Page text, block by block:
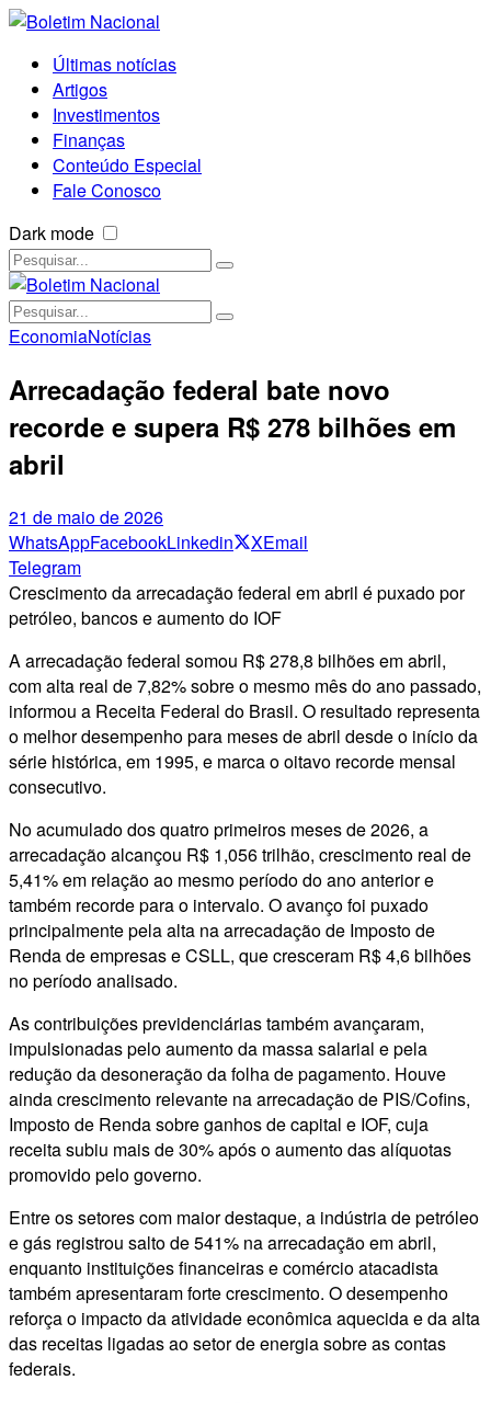
Últimas notícias
Artigos
Investimentos
Finanças
Conteúdo Especial
Fale Conosco
Dark mode
EconomiaNotícias
Arrecadação federal bate novo
recorde e supera R$ 278 bilhões em
abril
21 de maio de 2026
WhatsAppFacebookLinkedin XEmail
Telegram
Crescimento da arrecadação federal em abril é puxado por
petróleo, bancos e aumento do IOF
A arrecadação federal somou R$ 278,8 bilhões em abril,
com alta real de 7,82% sobre o mesmo mês do ano passado,
informou a Receita Federal do Brasil. O resultado representa
o melhor desempenho para meses de abril desde o início da
série histórica, em 1995, e marca o oitavo recorde mensal
consecutivo.
No acumulado dos quatro primeiros meses de 2026, a
arrecadação alcançou R$ 1,056 trilhão, crescimento real de
5,41% em relação ao mesmo período do ano anterior e
também recorde para o intervalo. O avanço foi puxado
principalmente pela alta na arrecadação de Imposto de
Renda de empresas e CSLL, que cresceram R$ 4,6 bilhões
no período analisado.
As contribuições previdenciárias também avançaram,
impulsionadas pelo aumento da massa salarial e pela
redução da desoneração da folha de pagamento. Houve
ainda crescimento relevante na arrecadação de PIS/Cofins,
Imposto de Renda sobre ganhos de capital e IOF, cuja
receita subiu mais de 30% após o aumento das alíquotas
promovido pelo governo.
Entre os setores com maior destaque, a indústria de petróleo
e gás registrou salto de 541% na arrecadação em abril,
enquanto instituições financeiras e comércio atacadista
também apresentaram forte crescimento. O desempenho
reforça o impacto da atividade econômica aquecida e da alta
das receitas ligadas ao setor de energia sobre as contas
federais.